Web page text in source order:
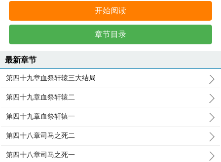
开始阅读
章节目录
最新章节
第四十九章血祭轩辕三大结局
第四十九章血祭轩辕二
第四十九章血祭轩辕一
第四十八章司马之死二
第四十八章司马之死一